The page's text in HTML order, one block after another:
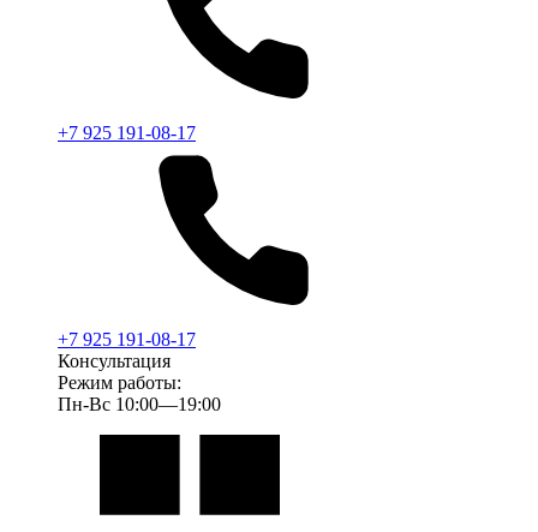
+7 925 191-08-17
+7 925 191-08-17
Консультация
Режим работы:
Пн-Вс 10:00—19:00